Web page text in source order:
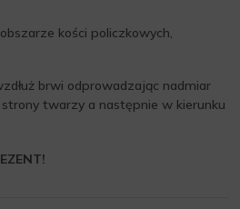
kości policzkowych,
brwi odprowadzając nadmiar
twarzy a następnie w kierunku